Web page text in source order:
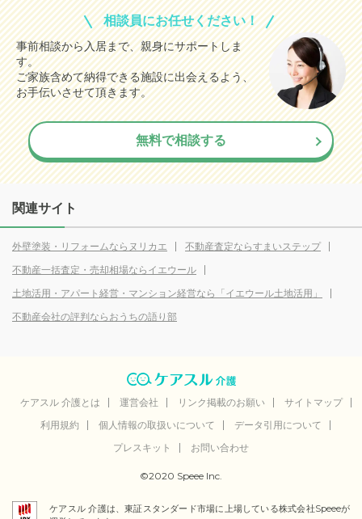
相談員にお任せください！
事前相談から入居まで、親身にサポートしま
す。
ご家族含めて納得できる施設に出会えるよう、
お手伝いさせて頂きます。
無料で相談する
関連サイト
外壁塗装・リフォームならヌリカエ
不動産査定ならすまいステップ
不動産一括査定・売却相場ならイエウール
土地活用・アパート経営・マンション経営なら「イエウール土地活用」
不動産会社の評判ならおうちの語り部
ケアスル 介護とは 運営会社 リンク掲載のお願い
サイトマップ
利用規約
個人情報の取扱いについて
データ引用について
プレスキット
お問い合わせ
©2020 Speee Inc.
ケアスル 介護は、東証スタンダード市場に上場している株式会社Speeeが